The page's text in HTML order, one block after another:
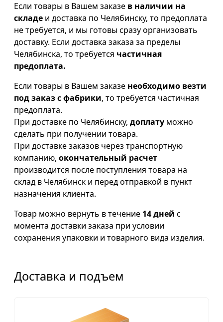
Если товары в Вашем заказе в наличии на
складе и доставка по Челябинску, то предоплата
не требуется, и мы готовы сразу организовать
доставку. Если доставка заказа за пределы
Челябинска, то требуется частичная
предоплата.
Если товары в Вашем заказе необходимо везти
под заказ с фабрики, то требуется частичная
предоплата.
При доставке по Челябинску, доплату можно
сделать при получении товара.
При доставке заказов через транспортную
компанию, окончательный расчет
производится после поступления товара на
склад в Челябинск и перед отправкой в пункт
назначения клиента.
Товар можно вернуть в течение 14 дней с
момента доставки заказа при условии
сохранения упаковки и товарного вида изделия.
Доставка и подъем